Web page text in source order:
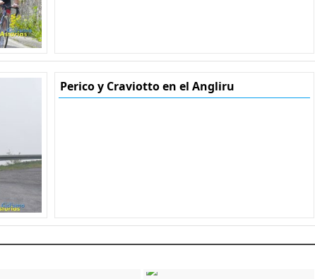
Perico y Craviotto en el Angliru